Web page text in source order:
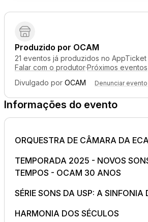
Produzido por OCAM
21 eventos já produzidos no AppTicket
Falar com o produtor·Próximos eventos
Divulgado por OCAM Denunciar evento
Informações do evento
ORQUESTRA DE CÂMARA DA
TEMPORADA 2025 - NOVOS
TEMPOS - OCAM 30 ANOS
SÉRIE SONS DA USP: A SINFONIA
HARMONIA DOS SÉCULOS